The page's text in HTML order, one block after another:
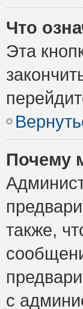
Что
Эта
Почему
также,
с